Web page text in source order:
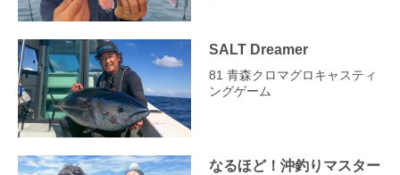
SALT Dreamer
81 青森クロマグロキャスティ
ングゲーム
なるほど！沖釣りマスター